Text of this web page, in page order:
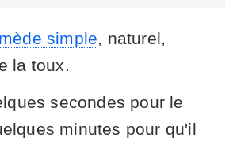
simple , naturel,
la toux.
secondes pour le
minutes pour qu'il